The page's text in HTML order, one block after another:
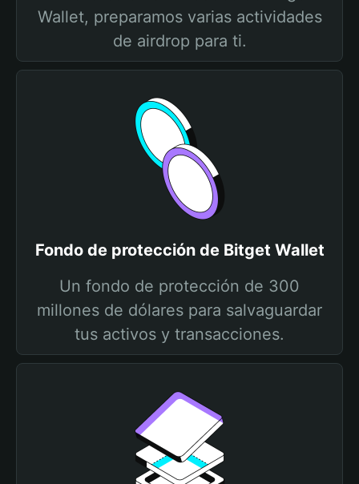
Wallet, preparamos varias actividades
de airdrop para ti.
Fondo de protección de Bitget Wallet
Un fondo de protección de 300
millones de dólares para salvaguardar
tus activos y transacciones.